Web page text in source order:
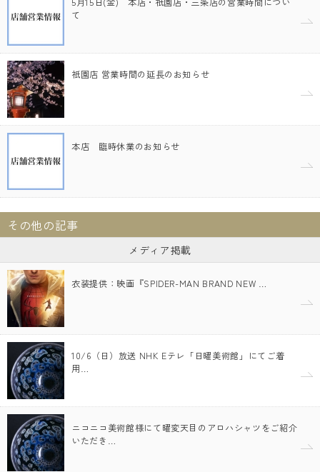
て
祇園店 営業時間の延長のお知らせ
本店 臨時休業のお知らせ
その他の記事
メディア掲載
衣装提供：映画『SPIDER-MAN BRAND NEW …
10/6（日）放送 NHK Eテレ「日曜美術館」にてご着
用…
ニコニコ美術館様にて曜変天目のアロハシャツをご紹介
いただき…